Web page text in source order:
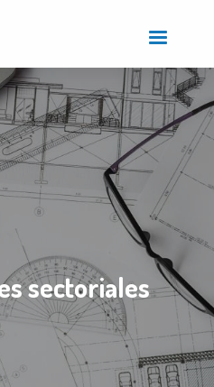
sectoriales